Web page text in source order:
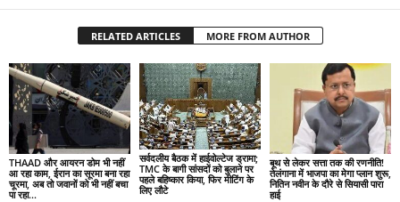
RELATED ARTICLES MORE FROM AUTHOR
THAAD और आयरन डोम भी नहीं
आ रहा काम, ईरान का सूरमा बना रहा
चूरमा, अब तो जवानों को भी नहीं बचा
पा रहा...
सर्वदलीय बैठक में हाईवोल्टेज ड्रामा;
TMC के बागी सांसदों को बुलाने पर
पहले बहिष्कार किया, फिर मीटिंग के
लिए लौटे
बूथ से लेकर सत्ता तक की रणनीति!
तेलंगाना में भाजपा का मेगा प्लान शुरू,
नितिन नवीन के दौरे से सियासी पारा
हाई